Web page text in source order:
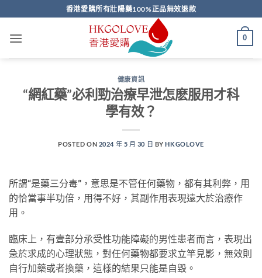
to
content
香港愛購所有壯陽藥100%正品無效退款
0
健康資訊
“網紅藥”必利勁治療早泄怎麽服用才科
學有效？
POSTED ON 2024 年 5 月 30 日 BYHKGOLOVE
所謂“是藥三分毒”，意思是不管任何藥物，都有其利弊，用
的恰當事半功倍，用得不好，其副作用表現遠大於治療作
用。
臨床上，有壹部分承受性功能障礙的男性患者而言，表現出
急於求成的心理狀態，對任何藥物都要求立竿見影，無效則
自行加藥或者換藥，這樣的結果只能是自毀。